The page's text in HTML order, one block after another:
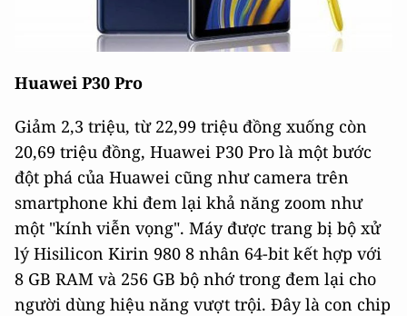
Huawei P30 Pro
Giảm 2,3 triệu, từ 22,99 triệu đồng xuống còn
20,69 triệu đồng, Huawei P30 Pro là một bước
đột phá của Huawei cũng như camera trên
smartphone khi đem lại khả năng zoom như
một "kính viễn vọng". Máy được trang bị bộ xử
lý Hisilicon Kirin 980 8 nhân 64-bit kết hợp với
8 GB RAM và 256 GB bộ nhớ trong đem lại cho
người dùng hiệu năng vượt trội. Đây là con chip